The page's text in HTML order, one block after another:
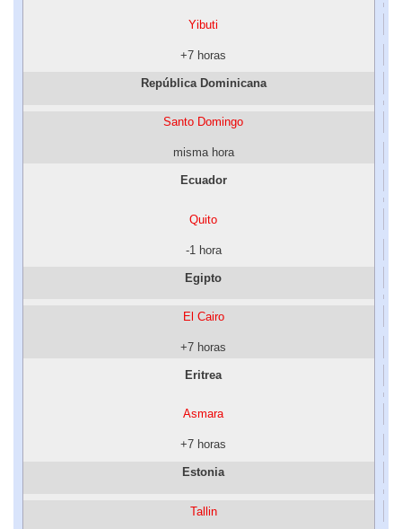
Yibuti
+7 horas
República Dominicana
Santo Domingo
misma hora
Ecuador
Quito
-1 hora
Egipto
El Cairo
+7 horas
Eritrea
Asmara
+7 horas
Estonia
Tallin